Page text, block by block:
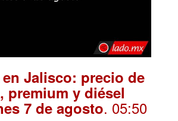
Jalisco: precio de
premium y diésel
7 de agosto. 05:50